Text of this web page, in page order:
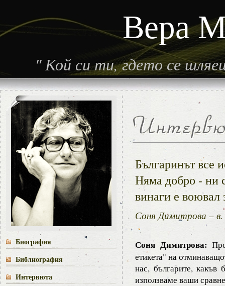
Вера
"Кой си ти, гдето се
Биография
Библиография
Интервюта
Българинът все
Няма добро - ни
винаги е воювал
Соня Димитрова –
Соня Димитрова:
етикета" на
нас, българите,
използваме ваши